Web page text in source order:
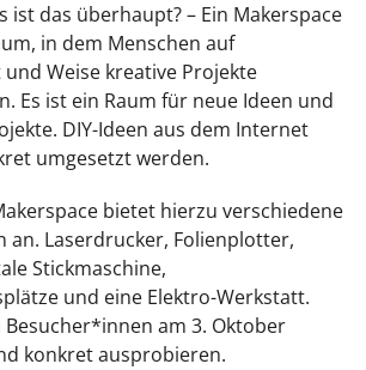
ist das überhaupt? – Ein Makerspace
in dem Menschen auf
Weise kreative Projekte
Es ist ein Raum für neue Ideen und
DIY-Ideen aus dem Internet
umgesetzt werden.
bietet hierzu verschiedene
an. Laserdrucker, Folienplotter,
Stickmaschine,
und eine Elektro-Werkstatt.
Besucher*innen am 3. Oktober
konkret ausprobieren.